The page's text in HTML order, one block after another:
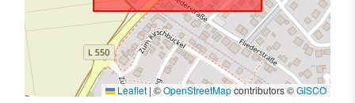
Leaflet |©OpenStreetMapcontributors ©GISCO